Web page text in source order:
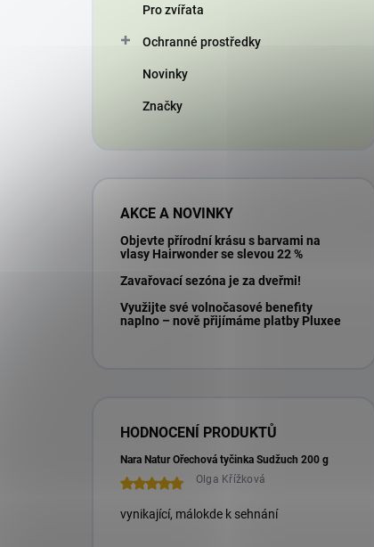
Pro zvířata
Ochranné prostředky
Novinky
Značky
AKCE A NOVINKY
Objevte přírodní krásu s barvami na
vlasy Hairwonder se slevou 22 %
Zavařovací sezóna je za dveřmi!
Využijte své volnočasové benefity
naplno – nově přijímáme platby Pluxee
HODNOCENÍ PRODUKTŮ
Nara Natur Ořechová tyčinka Sudžuch 200 g
Olga Křížková
vynikající, málokde k sehnání